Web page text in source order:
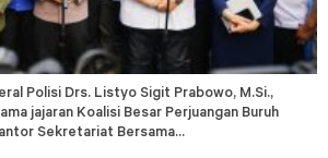
Polisi Drs. Listyo Sigit Prabowo, M.Si.,
jajaran Koalisi Besar Perjuangan Buruh
Sekretariat Bersama...